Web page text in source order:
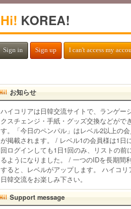
Hi! KOREA!
Sign in Sign up I can't access my
お知らせ
ハイコリアは日韓交流サイトで、ランゲー
クスチェンジ・手紙・グッズ交換などがで
す。「今日のペンパル」はレベル2以上の
が掲載されます。 / レベル1の会員様は1日
回ログインしても1日1回のみ、リストの前
るようになりました。 / 一つのIDを長期間
すると、レベルがアップします。 ハイコリ
日韓交流をお楽しみ下さい。
Support message